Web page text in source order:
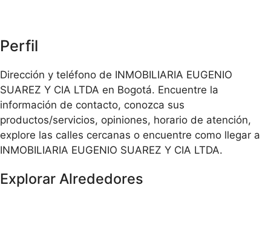
Perfil
Dirección y teléfono de INMOBILIARIA EUGENIO
SUAREZ Y CIA LTDA en Bogotá. Encuentre la
información de contacto, conozca sus
productos/servicios, opiniones, horario de atención,
explore las calles cercanas o encuentre como llegar a
INMOBILIARIA EUGENIO SUAREZ Y CIA LTDA.
Explorar Alrededores